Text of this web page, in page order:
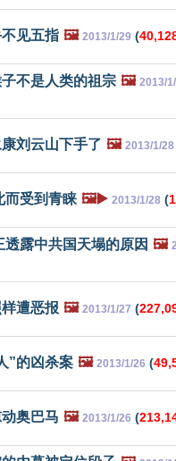
见五指 🖼️ 2013/1/29 (
不是人类的祖宗 🖼️ 2013/
刘云山下手了 🖼️ 2013/1/28
而受到青睐 🖼️▶️ 2013/1/28 (
透露中共国天塌的原因 🖼️
遭恶报 🖼️ 2013/1/27 (
”的凶杀案 🖼️ 2013/1/26 (
奥巴马 🖼️ 2013/1/26 (